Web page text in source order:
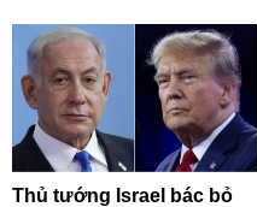
Thủ tướng Israel bác bỏ